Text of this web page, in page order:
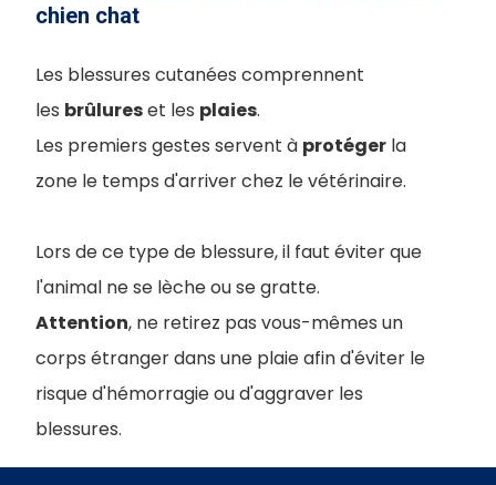
chien chat
Les blessures cutanées comprennent
les brûlureset les plaies.
Les premiers gestes servent à protéger la
zone le temps d'arriver chez le vétérinaire.
Lors de ce type de blessure, il faut éviter que
l'animal ne se lèche ou se gratte.
Attention, ne retirez pas vous-mêmes un
corps étranger dans une plaie afin d'éviter le
risque d'hémorragie ou d'aggraver les
blessures.